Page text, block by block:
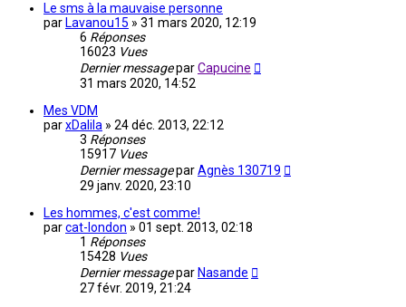
Le sms à la mauvaise personne
par Lavanou15 » 31 mars 2020, 12:19
6 Réponses
16023 Vues
Dernier messageparCapucine
31 mars 2020, 14:52
Mes VDM
parxDalila » 24 déc. 2013, 22:12
3 Réponses
15917 Vues
Dernier messageparAgnès 130719
29 janv. 2020, 23:10
Les hommes, c'est comme!
parcat-london » 01 sept. 2013, 02:18
1 Réponses
15428 Vues
Dernier messagepar Nasande
27 févr. 2019, 21:24